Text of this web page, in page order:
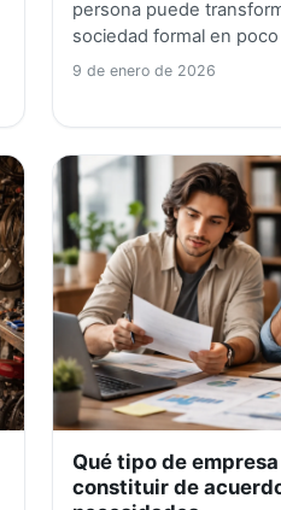
persona puede
sociedad formal en
9 de enero de 2026
Qué tipo de
constituir de